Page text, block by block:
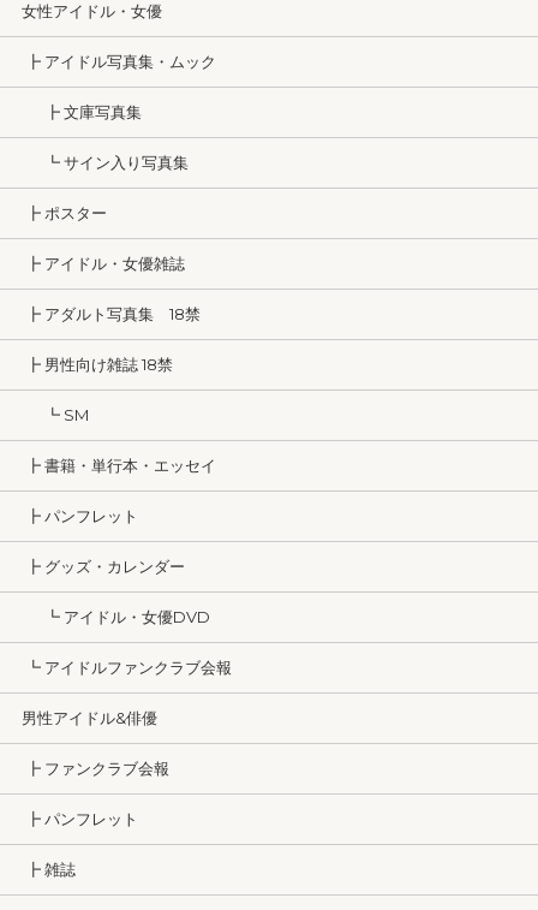
女性アイドル・女優
┣ アイドル写真集・ムック
┣ 文庫写真集
┗ サイン入り写真集
┣ ポスター
┣ アイドル・女優雑誌
┣ アダルト写真集 18禁
┣ 男性向け雑誌 18禁
┗ SM
┣ 書籍・単行本・エッセイ
┣ パンフレット
┣ グッズ・カレンダー
┗ アイドル・女優DVD
┗ アイドルファンクラブ会報
男性アイドル&俳優
┣ ファンクラブ会報
┣ パンフレット
┣ 雑誌